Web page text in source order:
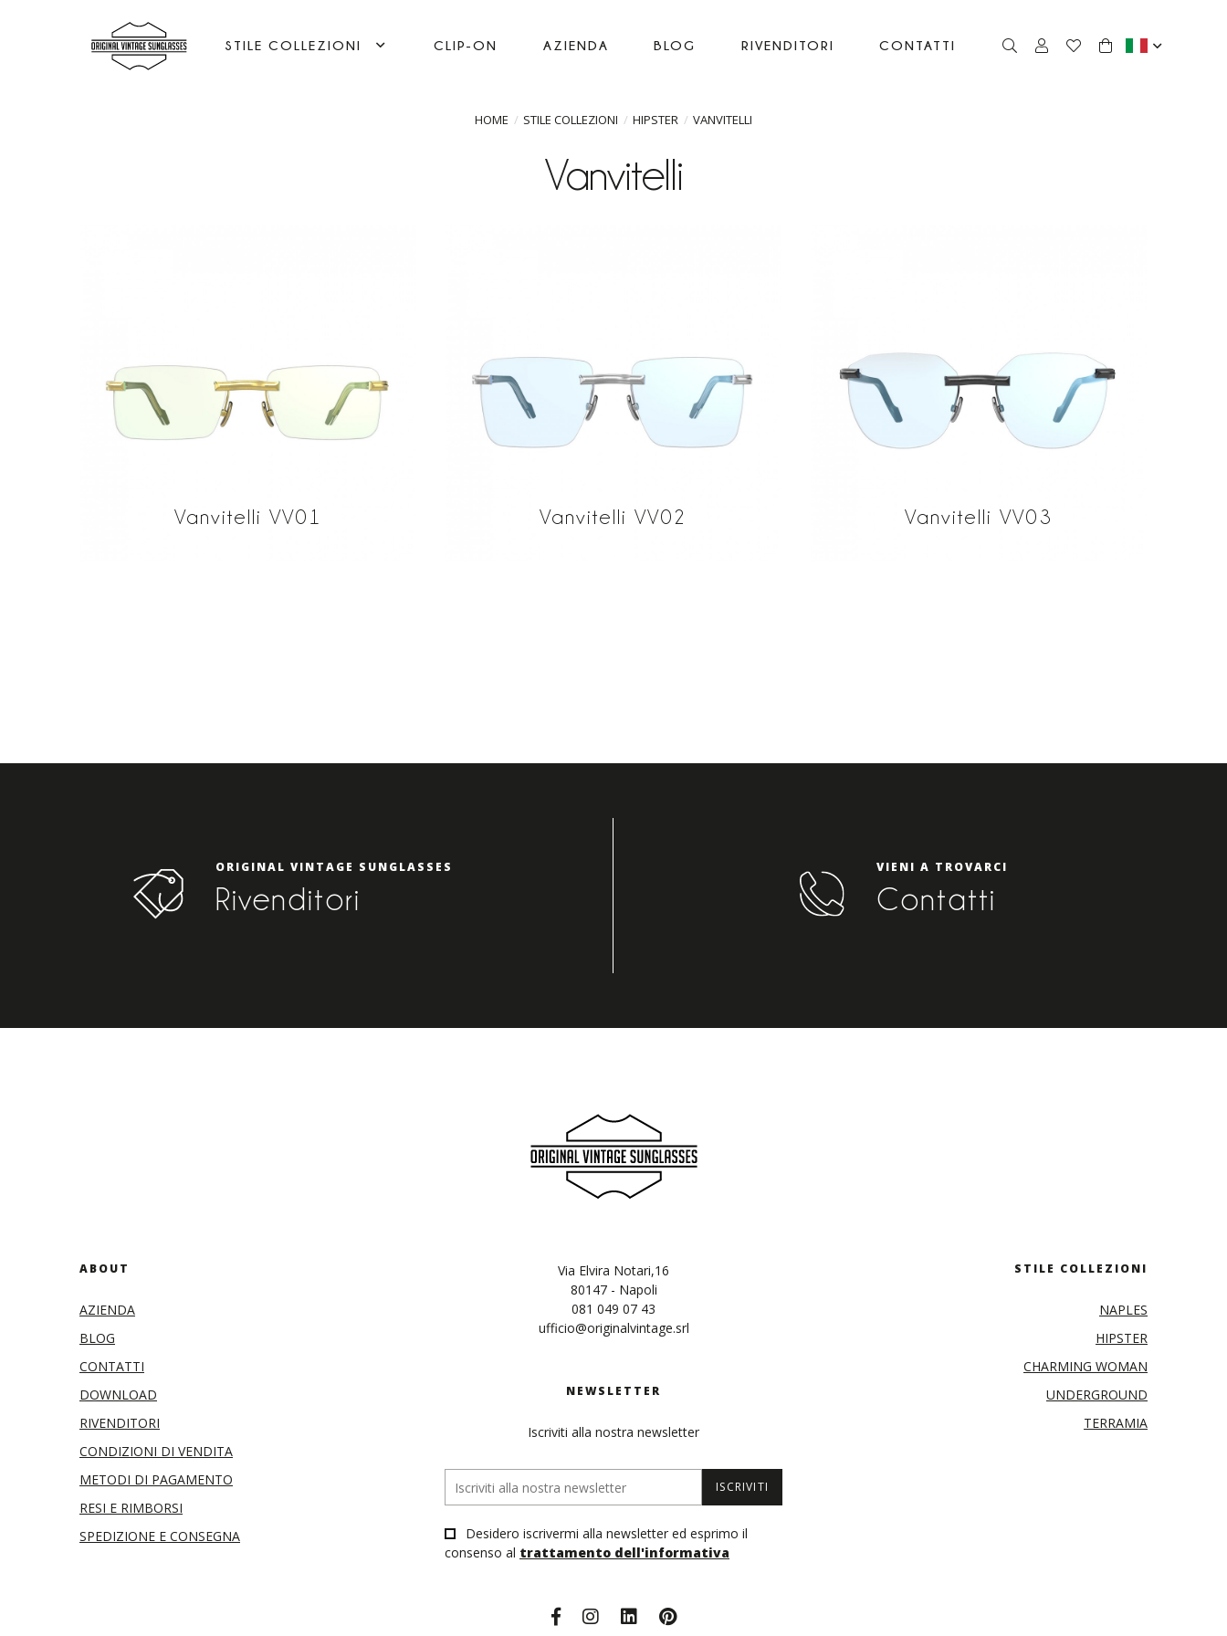
STILE COLLEZIONI CLIP-ON AZIENDA BLOG RIVENDITORI CONTATTI
HOME STILE COLLEZIONI HIPSTER VANVITELLI
Vanvitelli
Vanvitelli VV01 Vanvitelli VV02 Vanvitelli VV03
ORIGINAL VINTAGE SUNGLASSES
Rivenditori
VIENI A TROVARCI
Contatti
ABOUT
AZIENDA
BLOG
CONTATTI
DOWNLOAD
RIVENDITORI
CONDIZIONI DI VENDITA
METODI DI PAGAMENTO
RESI E RIMBORSI
SPEDIZIONE E CONSEGNA
Via Elvira Notari,16
80147 - Napoli
081 049 07 43
ufficio@originalvintage.srl
NEWSLETTER
Iscriviti alla nostra newsletter
ISCRIVITI
Desidero iscrivermi alla newsletter ed esprimo il
consenso al trattamento dell'informativa
STILE COLLEZIONI
NAPLES
HIPSTER
CHARMING WOMAN
UNDERGROUND
TERRAMIA